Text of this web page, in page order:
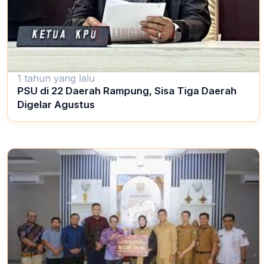
1 tahun yang lalu
PSU di 22 Daerah Rampung, Sisa Tiga Daerah
Digelar Agustus